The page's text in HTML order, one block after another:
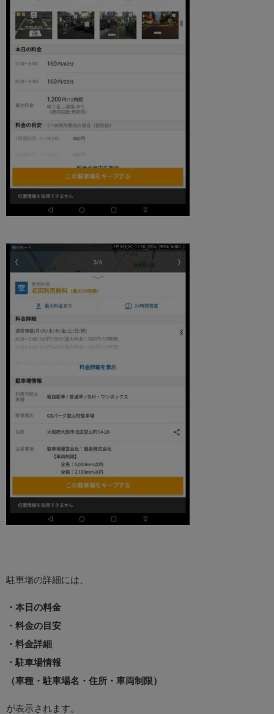
駐車場の詳細には、
・本日の料金
・料金の目安
・料金詳細
・駐車場情報
（車種・駐車場名・住所・車両制限）
が表示されます。